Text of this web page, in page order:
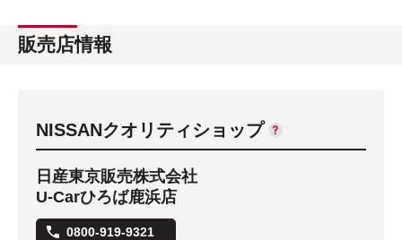
販売店情報
NISSANクオリティショップ
日産東京販売株式会社
U-Carひろば鹿浜店
0800-919-9321